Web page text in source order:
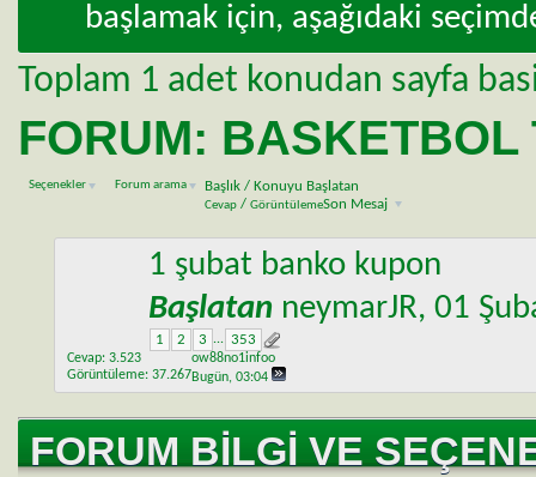
başlamak için, aşağıdaki
Toplam 1 adet konudan sayfa
FORUM: BASKETBOL
Seçenekler Forum arama Başlık / Konuyu Başlatan
Cevap / GörüntülemeSon Mesaj
1 şubat banko kupon
Başlatan neymarJR, 01
1 2 3 ... 353
Cevap: 3.523
Görüntüleme: 37.267
ow88no1infoo
Bugün, 03:04
FORUM BILGI VE